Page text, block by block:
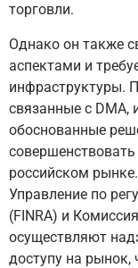
торговли.
Однако он также
аспектами и
инфраструктуры.
связанные с DMA,
обоснованные
совершенствовать
российском
Управление по
(FINRA) и
осуществляют
доступу на рынок,